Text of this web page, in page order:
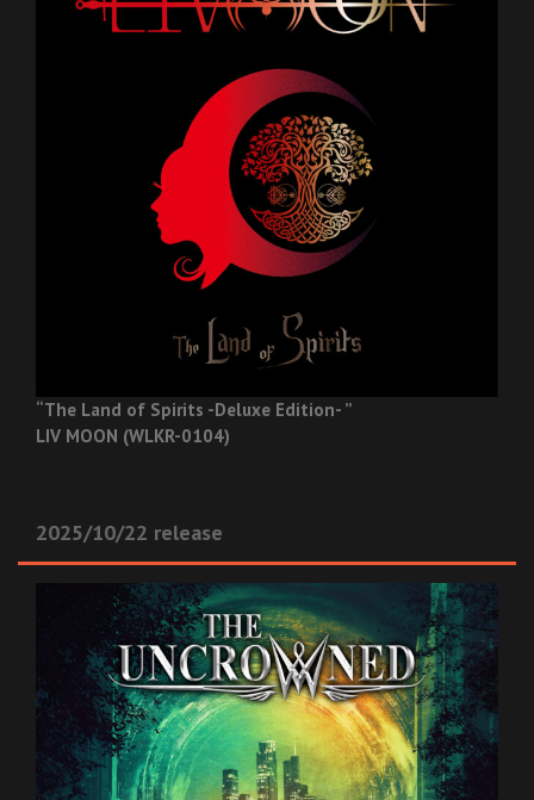
“The Land of Spirits -Deluxe Edition- ”
LIV MOON (WLKR-0104)
2025/10/22 release